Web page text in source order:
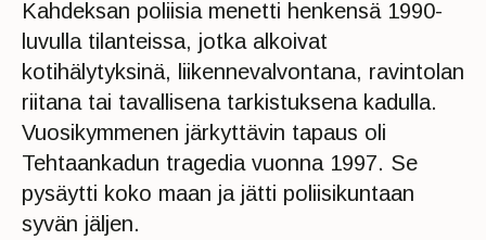
Kahdeksan poliisia menetti henkensä 1990-
luvulla tilanteissa, jotka alkoivat
kotihälytyksinä, liikennevalvontana, ravintolan
riitana tai tavallisena tarkistuksena kadulla.
Vuosikymmenen järkyttävin tapaus oli
Tehtaankadun tragedia vuonna 1997. Se
pysäytti koko maan ja jätti poliisikuntaan
syvän jäljen.